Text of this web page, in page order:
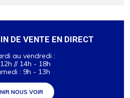
DE VENTE EN DIRECT
au vendredi :
// 14h - 18h
: 9h - 13h
NOUS VOIR